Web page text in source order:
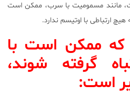
مانند مسمومیت با سرب، ممکن است
ارتباطی با اوتیسم ندارد.
ممکن است با
گرفته شوند،
است: